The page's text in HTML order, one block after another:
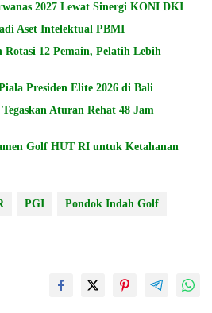
2027 Lewat Sinergi KONI DKI
Aset Intelektual PBMI
Rotasi 12 Pemain, Pelatih Lebih
Presiden Elite 2026 di Bali
Aturan Rehat 48 Jam
Golf HUT RI untuk Ketahanan
PGI Pondok Indah Golf